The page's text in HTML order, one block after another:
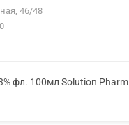
46/48
фл. 100мл Solution Pharm